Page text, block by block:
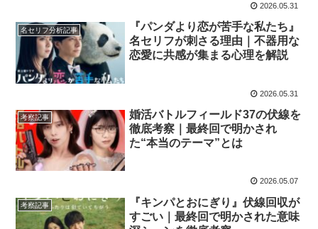
2026.05.31
名セリフ分析記事
『パンダより恋が苦手な私たち』
名セリフが刺さる理由｜不器用な
恋愛に共感が集まる心理を解説
2026.05.31
考察記事
婚活バトルフィールド37の伏線を
徹底考察｜最終回で明かされ
た“本当のテーマ”とは
2026.05.07
考察記事
『キンパとおにぎり』伏線回収が
すごい｜最終回で明かされた意味